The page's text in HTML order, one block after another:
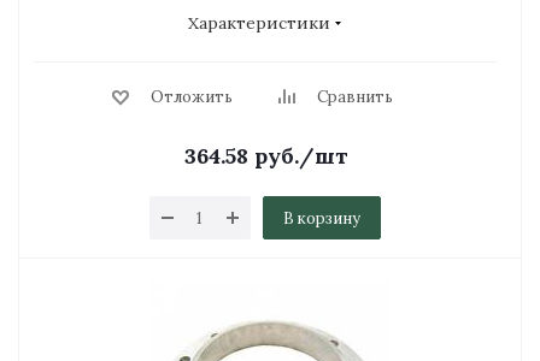
Характеристики
Отложить Сравнить
364.58 руб./шт
В корзину